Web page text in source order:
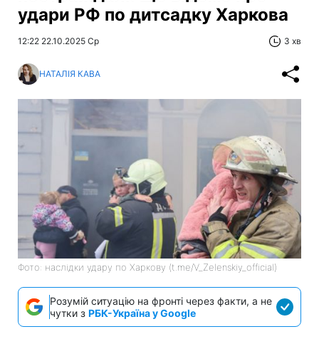
удари РФ по дитсадку Харкова
12:22 22.10.2025 Ср 3 хв
НАТАЛІЯ КАВА
Фото: наслідки удару по Харкову (t.me/V_Zelenskiy_official)
Розумій ситуацію на фронті через факти, а не
чутки з РБК-Україна у Google